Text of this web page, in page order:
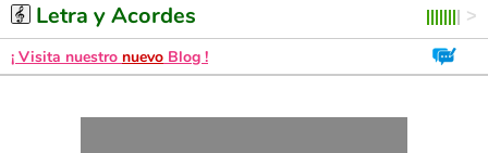
Letra y Acordes
¡ Visita nuestro nuevo Blog !